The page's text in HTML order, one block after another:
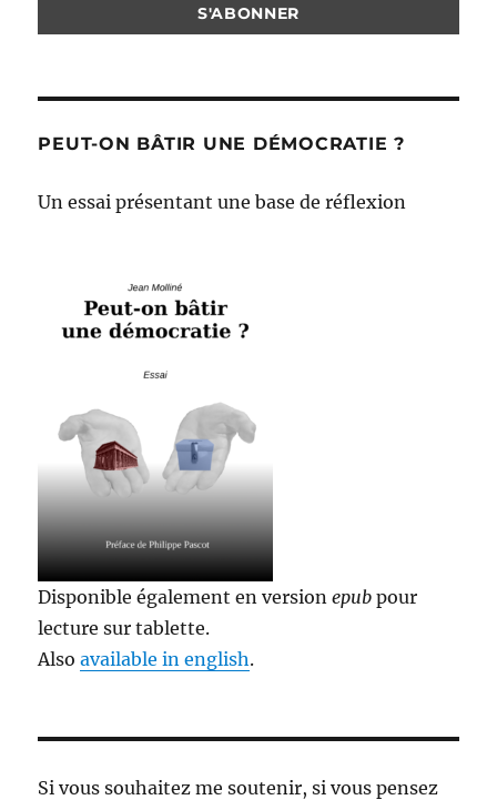
PEUT-ON BÂTIR UNE DÉMOCRATIE ?
Un essai présentant une base de réflexion
Disponible également en versionepub pour
lecture sur tablette.
Alsoavailable in english.
Si vous souhaitez me soutenir, si vous pensez